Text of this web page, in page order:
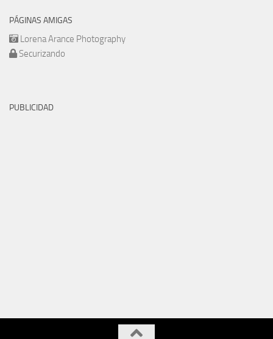
PÁGINAS AMIGAS
Lorena Arance Photography
Securizando
PUBLICIDAD